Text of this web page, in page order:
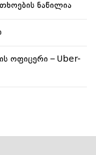
ნაწილია
ოფიცერი – Uber-